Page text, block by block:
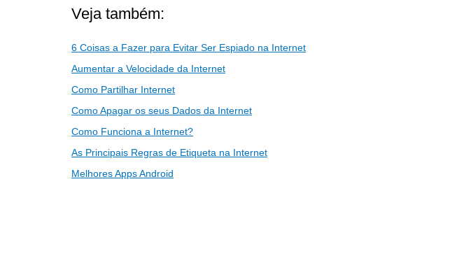
Veja também:
6 Coisas a Fazer para Evitar Ser Espiado na Internet
Aumentar a Velocidade da Internet
Como Partilhar Internet
Como Apagar os seus Dados da Internet
Como Funciona a Internet?
As Principais Regras de Etiqueta na Internet
Melhores Apps Android